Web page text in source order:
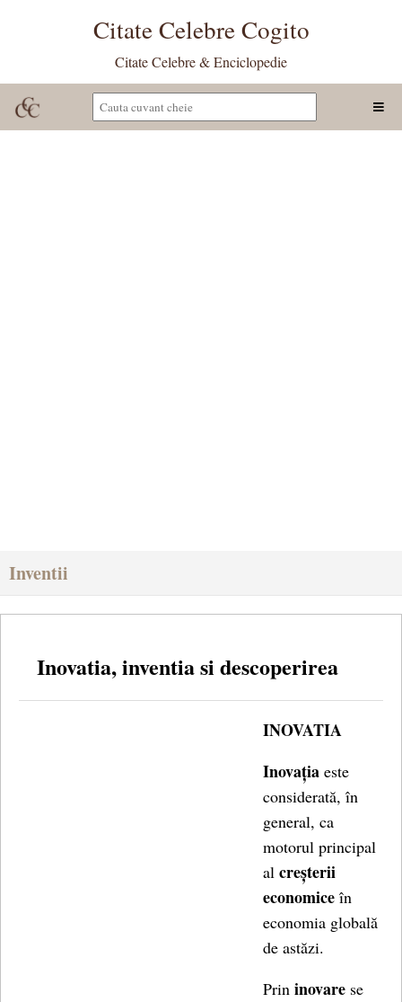
Citate Celebre Cogito
Citate Celebre & Enciclopedie
Inventii
Inovatia, inventia si descoperirea
INOVATIA
Inovația este
considerată, în
general, ca
motorul principal
al creșterii
economice în
economia globală
de astăzi.
Prin inovare se